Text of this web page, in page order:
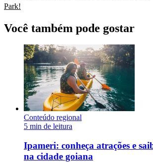
Park!
Você também pode gostar
Conteúdo regional
5 min de leitura
Ipameri: conheça atrações e
na cidade goiana